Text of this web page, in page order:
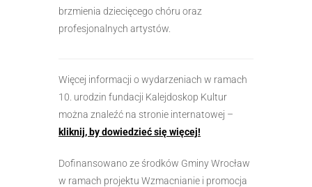
brzmienia dziecięcego chóru oraz
profesjonalnych artystów.
Więcej informacji o wydarzeniach w ramach
10. urodzin fundacji Kalejdoskop Kultur
można znaleźć na stronie internatowej –
kliknij, by dowiedzieć się więcej!
Dofinansowano ze środków Gminy Wrocław
w ramach projektu Wzmacnianie i promocja